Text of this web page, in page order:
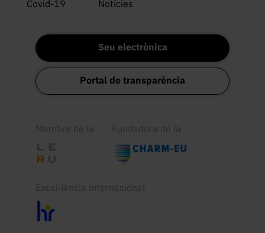
Covid-19
Notícies
Seu electrònica
Portal de transparència
Membre de la Fundadora de la
Excel·lència internacional